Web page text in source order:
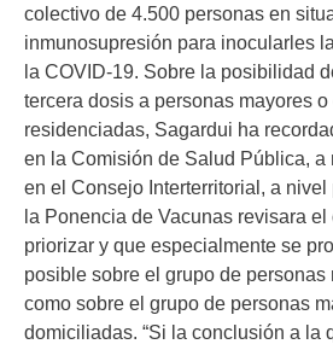
colectivo de 4.500 personas en
inmunosupresión para inocularles
la COVID-19. Sobre la posibilidad
tercera dosis a personas mayores
residenciadas, Sagardui ha
en la Comisión de Salud Pública, a
en el Consejo Interterritorial, a
la Ponencia de Vacunas revisara
priorizar y que especialmente se
posible sobre el grupo de
como sobre el grupo de personas
domiciliadas. “Si la conclusión a la